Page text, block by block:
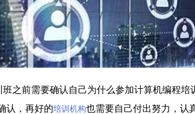
之前需要确认自己为什么参加计算机编程培
认，再好的培训机构也需要自己付出努力，认